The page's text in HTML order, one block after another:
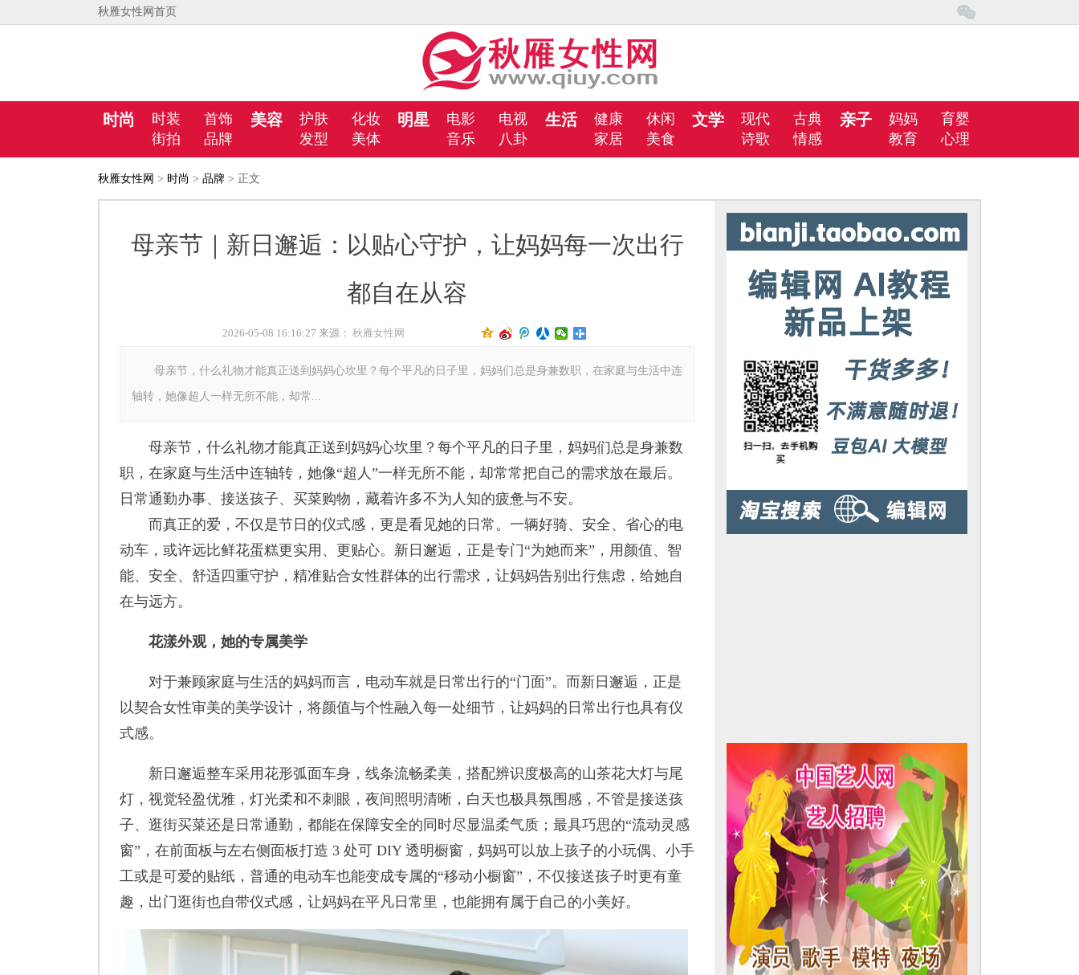
秋雁女性网首页
时尚 时装
首饰
街拍
品牌
美容 护肤
化妆
发型
美体
明星 电影
电视
音乐
八卦
生活 健康
休闲
家居
美食
文学 现代
古典
诗歌
情感
亲子 妈妈
育婴
教育
心理
秋雁女性网 > 时尚 > 品牌 > 正文
母亲节｜新日邂逅：以贴心守护，让妈妈每一次出行
都自在从容
2026-05-08 16:16:27 来源： 秋雁女性网
母亲节，什么礼物才能真正送到妈妈心坎里？每个平凡的日子里，妈妈们总是身兼数职，在家庭与生活中连
轴转，她像超人一样无所不能，却常...
母亲节，什么礼物才能真正送到妈妈心坎里？每个平凡的日子里，妈妈们总是身兼数
职，在家庭与生活中连轴转，她像“超人”一样无所不能，却常常把自己的需求放在最后。
日常通勤办事、接送孩子、买菜购物，藏着许多不为人知的疲惫与不安。
而真正的爱，不仅是节日的仪式感，更是看见她的日常。一辆好骑、安全、省心的电
动车，或许远比鲜花蛋糕更实用、更贴心。新日邂逅，正是专门“为她而来”，用颜值、智
能、安全、舒适四重守护，精准贴合女性群体的出行需求，让妈妈告别出行焦虑，给她自
在与远方。
花漾外观， 她的专属美学
对于兼顾家庭与生活的妈妈而言，电动车就是日常出行的“门面”。而新日邂逅，正是
以契合女性审美的美学设计，将颜值与个性融入每一处细节，让妈妈的日常出行也具有仪
式感。
新日邂逅整车采用花形弧面车身，线条流畅柔美，搭配辨识度极高的山茶花大灯与尾
灯，视觉轻盈优雅，灯光柔和不刺眼，夜间照明清晰，白天也极具氛围感，不管是接送孩
子、逛街买菜还是日常通勤，都能在保障安全的同时尽显温柔气质；最具巧思的“流动灵感
窗”，在前面板与左右侧面板打造 3 处可 DIY 透明橱窗，妈妈可以放上孩子的小玩偶、小手
工或是可爱的贴纸，普通的电动车也能变成专属的“移动小橱窗”，不仅接送孩子时更有童
趣，出门逛街也自带仪式感，让妈妈在平凡日常里，也能拥有属于自己的小美好。